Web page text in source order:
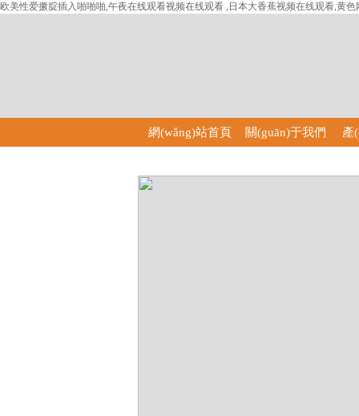
欧美性爱撅腚插入啪啪啪,午夜在线观看视频在线观看 ,日本大香蕉视频在线观看,黄
網(wǎng)站首頁 關(guān)于我們 產